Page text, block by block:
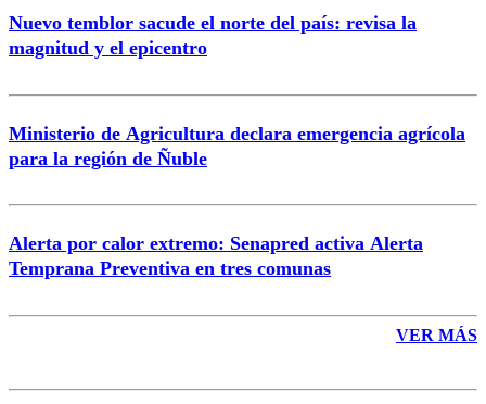
Nuevo temblor sacude el norte del país: revisa la
magnitud y el epicentro
Ministerio de Agricultura declara emergencia agrícola
para la región de Ñuble
Alerta por calor extremo: Senapred activa Alerta
Temprana Preventiva en tres comunas
VER MÁS